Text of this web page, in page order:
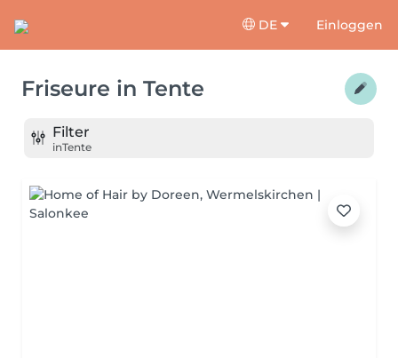
DE Einloggen
Friseure in Tente
Filter
inTente